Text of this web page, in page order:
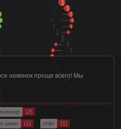
новинок проще всего! Мы
(2)
шики (1) shiki
(1)